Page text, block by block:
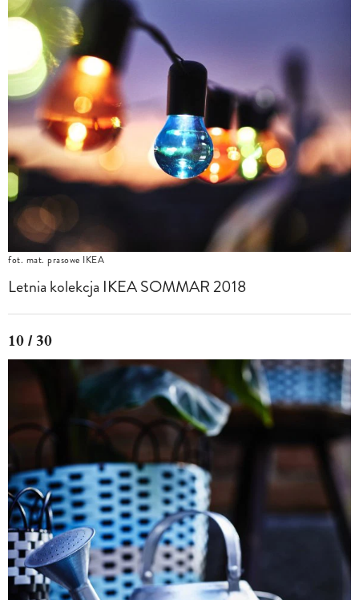
fot. mat. prasowe IKEA
Letnia kolekcja IKEA SOMMAR 2018
10 / 30